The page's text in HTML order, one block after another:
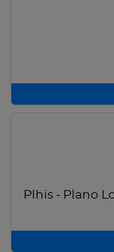
Plhis - Plano